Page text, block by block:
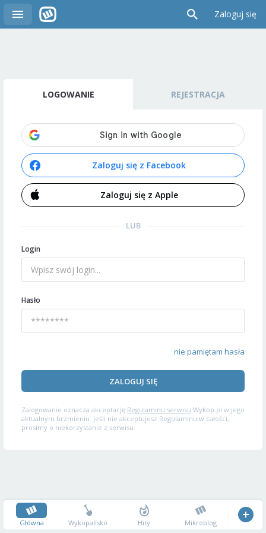
Zaloguj się
LOGOWANIE REJESTRACJA
Zaloguj się z Facebook
Zaloguj się z Apple
LUB
Login
Hasło
nie pamiętam hasła
ZALOGUJ SIĘ
Zalogowanie oznacza akceptację Regulaminu serwisu Wykop.pl w jego
aktualnym brzmieniu. Jeśli nie akceptujesz Regulaminu w całości,
prosimy o niekorzystanie z serwisu.
Główna Wykopalisko Hity Mikroblog